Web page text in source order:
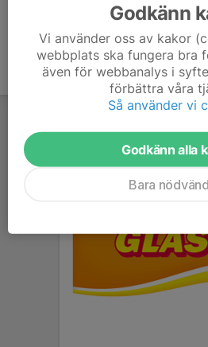
Godkänn
Vi använder oss av kakor
webbplats ska fungera bra
även för webbanalys i
förbättra våra
Så använder vi
Godkänn alla
Bara